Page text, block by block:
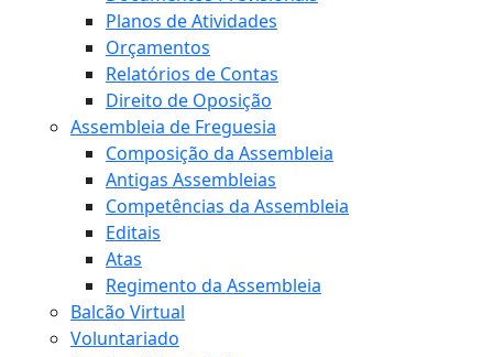
Planos de Atividades
Orçamentos
Relatórios de Contas
Direito de Oposição
Assembleia de Freguesia
Composição da Assembleia
Antigas Assembleias
Competências da Assembleia
Editais
Atas
Regimento da Assembleia
Balcão Virtual
Voluntariado